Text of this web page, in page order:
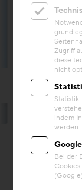
©
Zugriff
diese
nicht
indem
werden.
Bei der